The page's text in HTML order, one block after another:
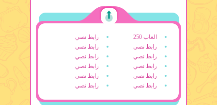
العاب 250
رابط نصي
رابط نصي
رابط نصي
رابط نصي
رابط نصي
رابط نصي
رابط نصي
رابط نصي
رابط نصي
رابط نصي
رابط نصي